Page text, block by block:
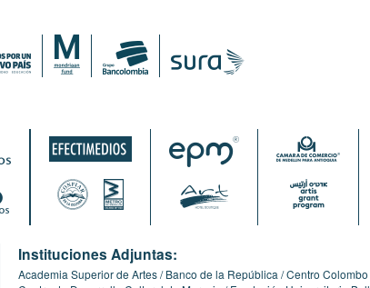
Instituciones Adjuntas:
Academia Superior de Artes Banco de la República Centro